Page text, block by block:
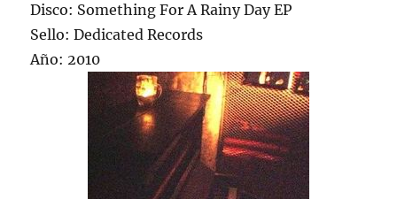
Disco: Something For A Rainy Day EP
Sello: Dedicated Records
Año: 2010